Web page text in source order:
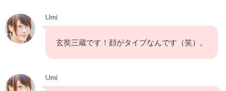
Umi
玄奘三蔵です！顔がタイプなんです（笑）。
Umi